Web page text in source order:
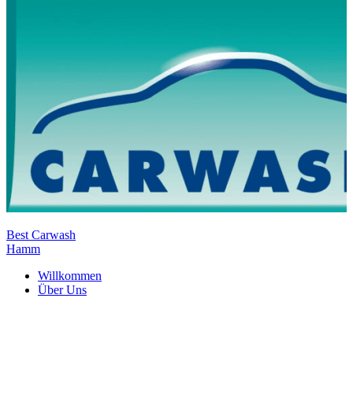
Best Carwash
Hamm
Willkommen
Über Uns